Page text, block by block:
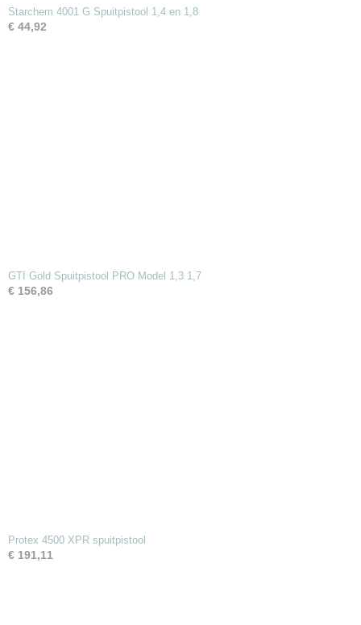
Starchem 4001 G Spuitpistool 1,4 en 1,8
€ 44,92
GTI Gold Spuitpistool PRO Model 1,3 1,7
€ 156,86
Protex 4500 XPR spuitpistool
€ 191,11